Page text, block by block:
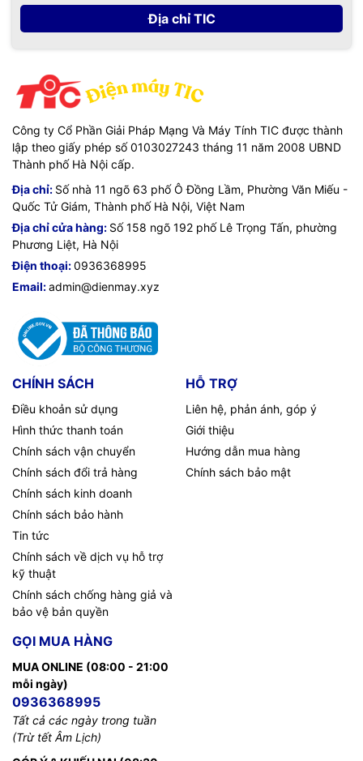
Địa chỉ TIC
Công ty Cổ Phần Giải Pháp Mạng Và Máy Tính TIC được thành
lập theo giấy phép số 0103027243 tháng 11 năm 2008 UBND
Thành phố Hà Nội cấp.
Địa chỉ: Số nhà 11 ngõ 63 phố Ô Đồng Lầm, Phường Văn Miếu -
Quốc Tử Giám, Thành phố Hà Nội, Việt Nam
Địa chỉ cửa hàng: Số 158 ngõ 192 phố Lê Trọng Tấn, phường
Phương Liệt, Hà Nội
Điện thoại:0936368995
Email:admin@dienmay.xyz
CHÍNH SÁCH
Điều khoản sử dụng
Hình thức thanh toán
Chính sách vận chuyển
Chính sách đổi trả hàng
Chính sách kinh doanh
Chính sách bảo hành
Tin tức
Chính sách về dịch vụ hỗ trợ
kỹ thuật
Chính sách chống hàng giả và
bảo vệ bản quyền
HỖ TRỢ
Liên hệ, phản ánh, góp ý
Giới thiệu
Hướng dẫn mua hàng
Chính sách bảo mật
GỌI MUA HÀNG
MUA ONLINE (08:00 - 21:00
mỗi ngày)
0936368995
Tất cả các ngày trong tuần
(Trừ tết Âm Lịch)